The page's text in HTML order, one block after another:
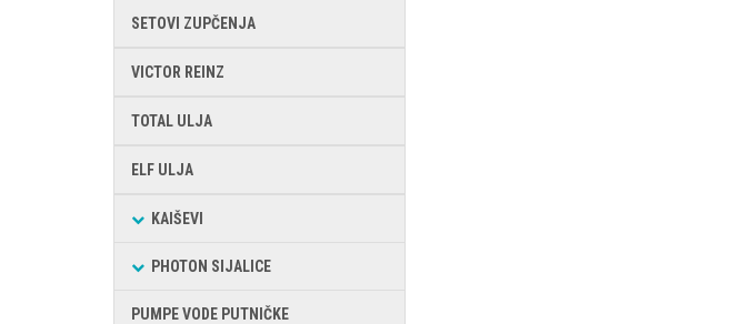
SETOVI ZUPČENJA
VICTOR REINZ
TOTAL ULJA
ELF ULJA
KAIŠEVI
PHOTON SIJALICE
PUMPE VODE PUTNIČKE